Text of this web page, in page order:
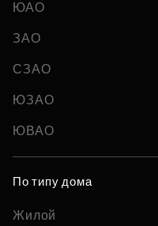
ЮАО
ЗАО
СЗАО
ЮЗАО
ЮВАО
По типу дома
Жилой